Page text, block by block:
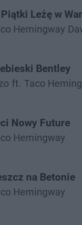
Leżę w
Hemingway
Bentley
ft. Taco
Nowy Future
Hemingway
na Betonie
Hemingway